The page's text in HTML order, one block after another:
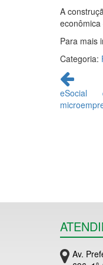
A
Para mais
Categoria:
Continue
lendo
Av.